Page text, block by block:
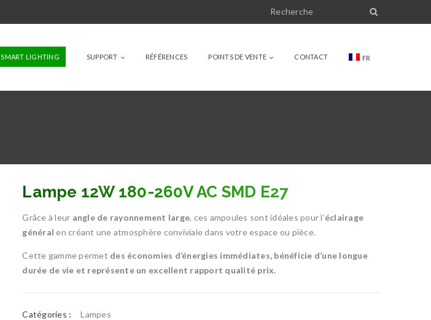
SMART LIGHTING SUPPORT RÉFÉRENCES POINTS DE VENTE CONTACT FR
Lampe 12W 180-260V AC SMD E27
Grâce à leur angle de rayonnement large, ces ampoules sont idéales pour l’éclairage
général en créant une atmosphère conviviale dans votre espace ou pièce.
Cette gamme permet des économies d’énergies immédiates, bénéficie d’une longue
durée de vie et représente un excellent rapport qualité prix.
Catégories : Lampes